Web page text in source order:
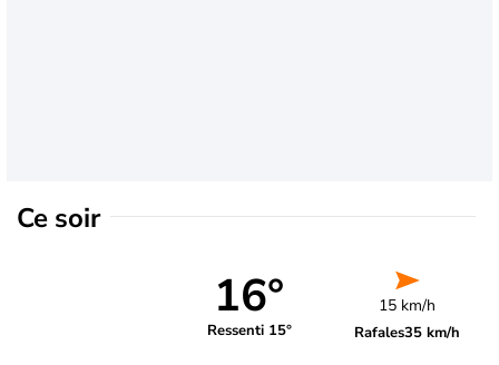
Ce soir
16°
Ressenti 15°
15 km/h
Rafales35 km/h